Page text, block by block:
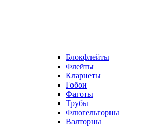
Блокфлейты
Флейты
Кларнеты
Гобои
Фаготы
Трубы
Флюгельгорны
Валторны